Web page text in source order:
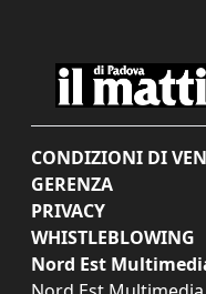
CONDIZIONI DI
GERENZA
PRIVACY
WHISTLEBLOWING
Nord Est